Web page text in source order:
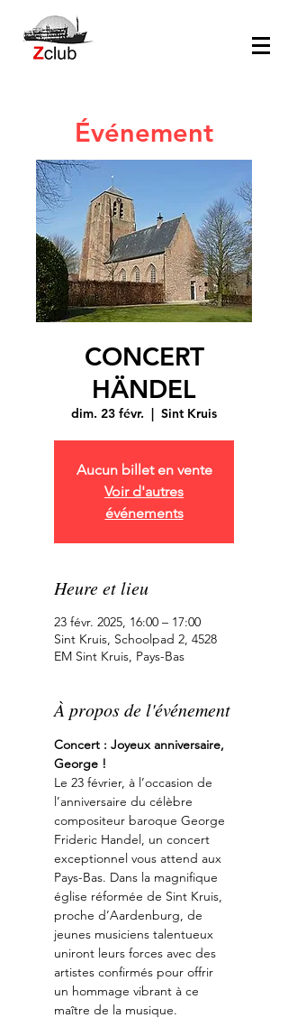
Événement
CONCERT
HÄNDEL
dim. 23 févr.
  |
Sint Kruis
Aucun billet en vente
Voir d'autres
événements
Heure et lieu
23 févr. 2025, 16:00 – 17:00
Sint Kruis, Schoolpad 2, 4528
EM Sint Kruis, Pays-Bas
À propos de l'événement
Concert : Joyeux anniversaire,
George !
Le 23 février, à l’occasion de
l’anniversaire du célèbre
compositeur baroque George
Frideric Handel, un concert
exceptionnel vous attend aux
Pays-Bas. Dans la magnifique
église réformée de Sint Kruis,
proche d’Aardenburg, de
jeunes musiciens talentueux
uniront leurs forces avec des
artistes confirmés pour offrir
un hommage vibrant à ce
maître de la musique.